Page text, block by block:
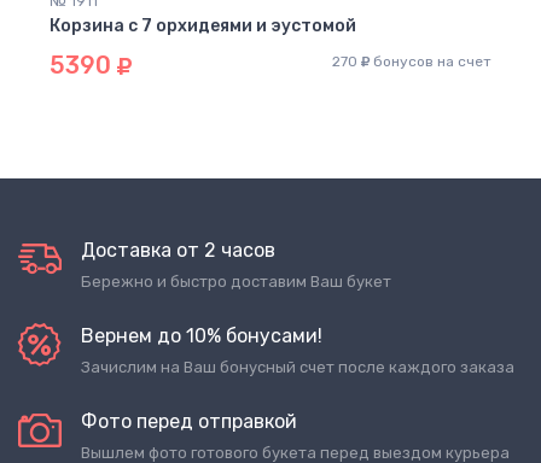
Корзина с 7 орхидеями и эустомой
5390 270 бонусов на счет
Доставка от 2 часов
Бережно и быстро доставим Ваш букет
Вернем до 10% бонусами!
Зачислим на Ваш бонусный счет после каждого заказа
Фото перед отправкой
Вышлем фото готового букета перед выездом курьера